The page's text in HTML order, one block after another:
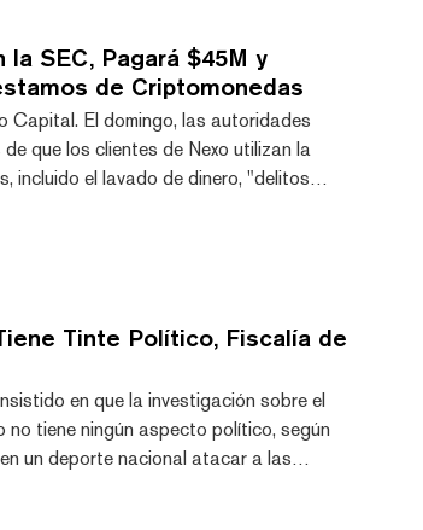
SEC, Pagará $45M y
de Criptomonedas
Capital. El domingo, las autoridades
que los clientes de Nexo utilizan la
incluido el lavado de dinero, "delitos
terroristas. Afirmaciones que el
Tinte Político, Fiscalía de
en que la investigación sobre el
tiene ningún aspecto político, según
un deporte nacional atacar a las
Mileva. La semana pasada, la empresa